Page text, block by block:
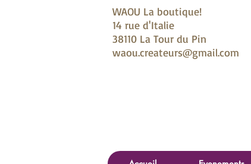
WAOU La boutique!
14 rue d'Italie
38110 La Tour du Pin
waou.createurs@gmail.com